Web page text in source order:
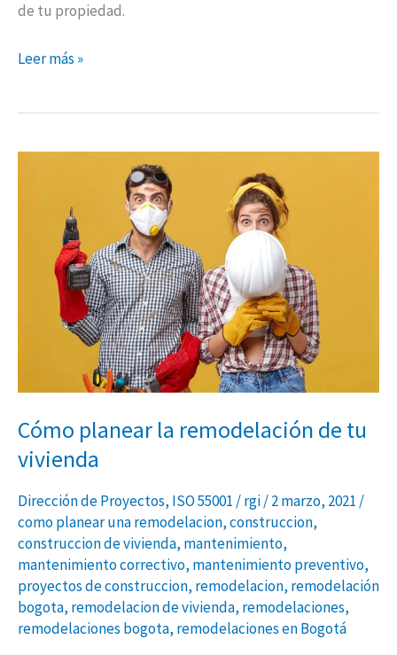
de tu propiedad.
Leer más »
Cómo planear la remodelación de tu
vivienda
Dirección de Proyectos, ISO 55001 /rgi/2 marzo, 2021 /
como planear una remodelacion,construccion,
construccion de vivienda, mantenimiento,
mantenimiento correctivo, mantenimiento preventivo,
proyectos de construccion, remodelacion, remodelación
bogota, remodelacion de vivienda, remodelaciones,
remodelaciones bogota, remodelaciones en Bogotá
remodelación
vivienda